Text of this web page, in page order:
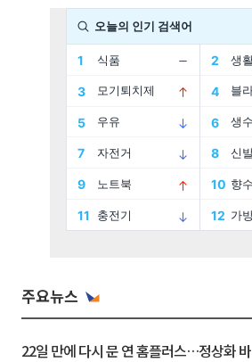
주요뉴스
22일 만에 다시 문 연 홈플러스…정상화 바